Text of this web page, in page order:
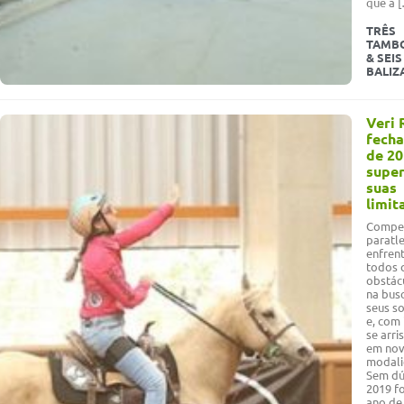
TRÊS
& SEIS
Veri
de
suas
todos
na
seus
e, com
se
em
Sem
2019